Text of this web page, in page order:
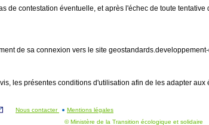
de contestation éventuelle, et après l'échec de toute
de sa connexion vers le site
les présentes conditions d'utilisation afin de les adapter
Nous contacter
Mentions légales
© Ministère de la Transition écologique et solidaire